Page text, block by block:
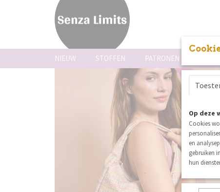
NIEUW STOFFEN PATRONEN
summer
Op deze
Cookies
en
gebruiken
hun